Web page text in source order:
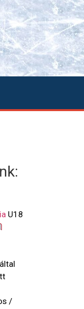
U18
/